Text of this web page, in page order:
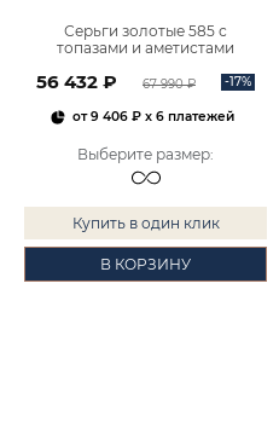
Серьги золотые 585 с
топазами и аметистами
56 432 ₽ 67 990 ₽ -17%
от9 406 ₽x 6 платежей
Выберите размер:
Купить в один клик
В КОРЗИНУ